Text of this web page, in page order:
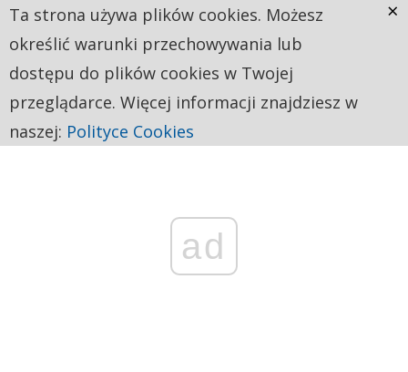
ad
Ta strona używa plików cookies. Możesz
określić warunki przechowywania lub
dostępu do plików cookies w Twojej
przeglądarce. Więcej informacji znajdziesz w
naszej: Polityce Cookies
×